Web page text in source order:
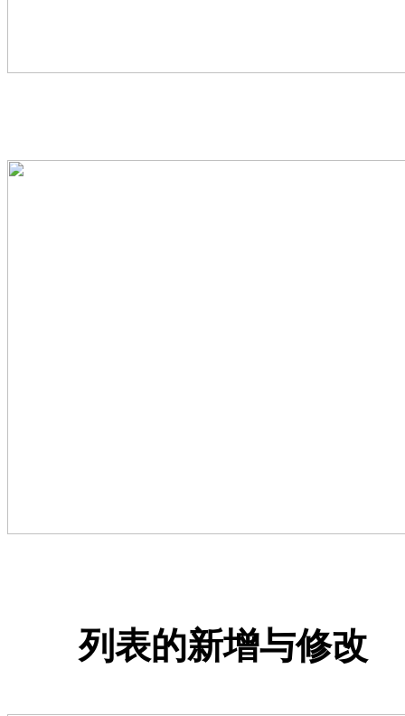
列表的新增与修改